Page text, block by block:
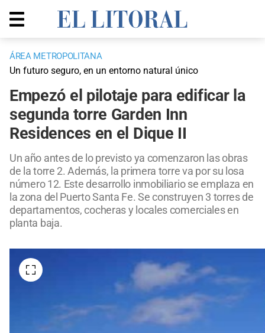
ÁREA METROPOLITANA
Un futuro seguro, en un entorno natural único
Empezó el pilotaje para edificar la
segunda torre Garden Inn
Residences en el Dique II
Un año antes de lo previsto ya comenzaron las obras
de la torre 2. Además, la primera torre va por su losa
número 12. Este desarrollo inmobiliario se emplaza en
la zona del Puerto Santa Fe. Se construyen 3 torres de
departamentos, cocheras y locales comerciales en
planta baja.